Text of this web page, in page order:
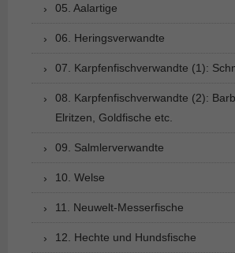
05. Aalartige
06. Heringsverwandte
07. Karpfenfischverwandte (1):
08. Karpfenfischverwandte (2):
Elritzen, Goldfische etc.
09. Salmlerverwandte
10. Welse
11. Neuwelt-Messerfische
12. Hechte und Hundsfische